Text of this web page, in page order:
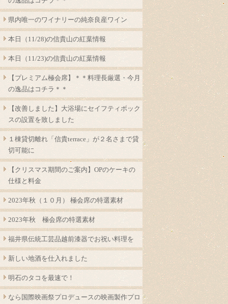
県内唯一のワイナリーの純奈良産ワイン
本日（11/28)の信貴山の紅葉情報
本日（11/23)の信貴山の紅葉情報
【プレミアム極会席】＊＊料理長厳選・今月
の逸品はコチラ＊＊
【改善しました】大浴場にセイフティボック
スの設置を致しました
１棟貸切離れ「信貴terrace」が２名さまで貸
切可能に
【クリスマス期間のご案内】OPのケーキの
仕様と料金
2023年秋（１０月） 極会席の特選素材
2023年秋 極会席の特選素材
福井県伝統工芸品越前漆器でお祝い料理を
新しい地酒を仕入れました
明石のタコを最速で！
なら国際映画祭プロデュースの映画製作プロ